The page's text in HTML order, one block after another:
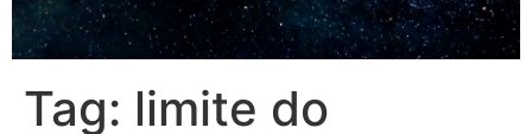
Tag: limite do